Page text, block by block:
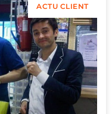
ACTU CLIENT